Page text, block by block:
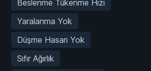
Beslenme Tükenme Hızı
Yaralanma Yok
Düşme Hasarı Yok
Sıfır Ağırlık